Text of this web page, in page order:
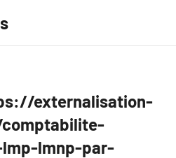
externalisation-
lmnp-par-